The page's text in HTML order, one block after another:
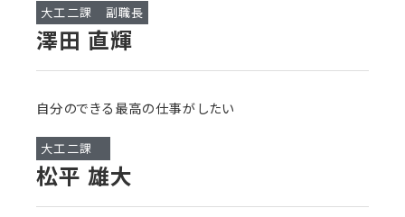
大工二課 副職長
澤田 直輝
自分のできる最高の仕事がしたい
大工二課
松平 雄大